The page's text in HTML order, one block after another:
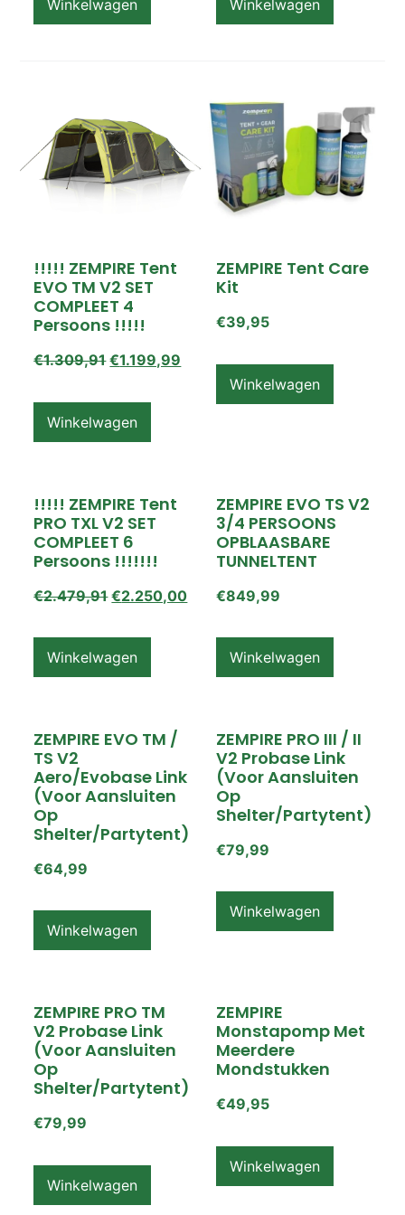
Winkelwagen Winkelwagen
!!!!! ZEMPIRE Tent
EVO TM V2 SET
COMPLEET 4
Persoons !!!!!
€1.309,91 €1.199,99
Winkelwagen
ZEMPIRE Tent Care
Kit
€39,95
Winkelwagen
!!!!! ZEMPIRE Tent
PRO TXL V2 SET
COMPLEET 6
Persoons !!!!!!!
€2.479,91 €2.250,00
Winkelwagen
ZEMPIRE EVO TS V2
3/4 PERSOONS
OPBLAASBARE
TUNNELTENT
€849,99
Winkelwagen
ZEMPIRE EVO TM /
TS V2
Aero/Evobase Link
(voor Aansluiten
Op
Shelter/partytent)
€64,99
Winkelwagen
ZEMPIRE PRO III / II
V2 Probase Link
(voor Aansluiten
Op
Shelter/partytent)
€79,99
Winkelwagen
ZEMPIRE PRO TM
V2 Probase Link
(voor Aansluiten
Op
Shelter/partytent)
€79,99
Winkelwagen
ZEMPIRE
Monstapomp Met
Meerdere
Mondstukken
€49,95
Winkelwagen